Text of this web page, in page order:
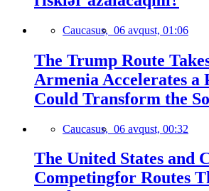
Caucasus, 06 avqust, 01:06
The Trump Route
Armenia Accelerates a
Could Transform the
Caucasus, 06 avqust, 00:32
The United States and
Competingfor Routes